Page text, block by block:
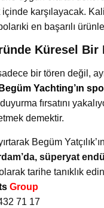
karşılayacak.
en başarılı
Küresel Bir
bir tören değil,
Begüm Yachting’ın
duyurma fırsatını
demektir.
Begüm
süperyat
tarihe tanıklık
Group
71 17